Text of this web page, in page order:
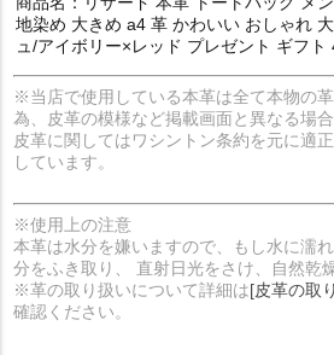
地染め 大きめ a4 革 かわいい おしゃれ
ュ/アイボリー×レッド プレゼント ギフ
※当店で使用している本革は全て本物の
為、皮革の模様など掲載画面と異なる場
皮革に関してはワシントン条約を元に適
しています。
※使用上の注意
本革は水分を嫌いますので、もし水に濡
分をふき取り、 直射日光をさけ、自然乾
※革の取り扱いについて詳細は[皮革の取
確認ください。